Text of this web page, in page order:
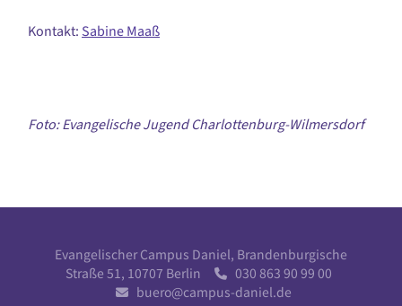
Kontakt: Sabine Maaß
Foto: Evangelische Jugend Charlottenburg-Wilmersdorf
Evangelischer Campus Daniel, Brandenburgische
Straße 51, 10707 Berlin
030 863 90 99 00
 buero@campus-daniel.de